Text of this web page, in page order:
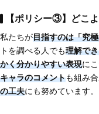
【ポリシー③】どこ
私たちが目指すのは「究
トを調べる人でも理解で
かく分かりやすい表現に
キャラのコメントも組み
の工夫にも努めています。